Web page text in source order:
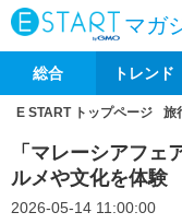
マガ
総合 トレンド
E START トップページ 旅
「マレーシアフ
ルメや文化を体験
2026-05-14 11:00:00